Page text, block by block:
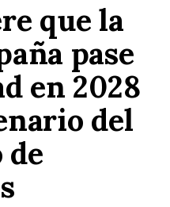
que la
pase
en 2028
del